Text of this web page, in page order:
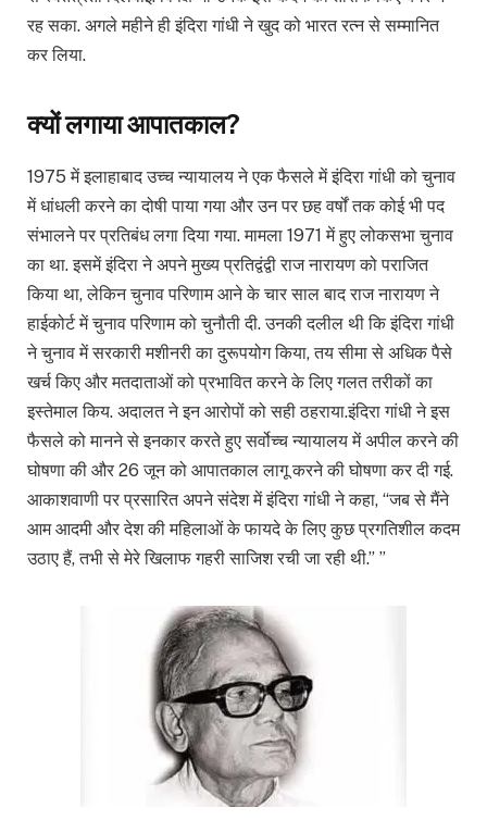
रह सका. अगले महीने ही इंदिरा गांधी ने खुद को भारत रत्न से सम्मानित
कर लिया.
क्यों लगाया आपातकाल?
1975 में इलाहाबाद उच्च न्यायालय ने एक फैसले में इंदिरा गांधी को चुनाव
में धांधली करने का दोषी पाया गया और उन पर छह वर्षों तक कोई भी पद
संभालने पर प्रतिबंध लगा दिया गया. मामला 1971 में हुए लोकसभा चुनाव
का था. इसमें इंदिरा ने अपने मुख्य प्रतिद्वंद्वी राज नारायण को पराजित
किया था, लेकिन चुनाव परिणाम आने के चार साल बाद राज नारायण ने
हाईकोर्ट में चुनाव परिणाम को चुनौती दी. उनकी दलील थी कि इंदिरा गांधी
ने चुनाव में सरकारी मशीनरी का दुरूपयोग किया, तय सीमा से अधिक पैसे
खर्च किए और मतदाताओं को प्रभावित करने के लिए गलत तरीकों का
इस्तेमाल किय. अदालत ने इन आरोपों को सही ठहराया.इंदिरा गांधी ने इस
फैसले को मानने से इनकार करते हुए सर्वोच्च न्यायालय में अपील करने की
घोषणा की और 26 जून को आपातकाल लागू करने की घोषणा कर दी गई.
आकाशवाणी पर प्रसारित अपने संदेश में इंदिरा गांधी ने कहा, “जब से मैंने
आम आदमी और देश की महिलाओं के फायदे के लिए कुछ प्रगतिशील कदम
उठाए हैं, तभी से मेरे खिलाफ गहरी साजिश रची जा रही थी.” ”